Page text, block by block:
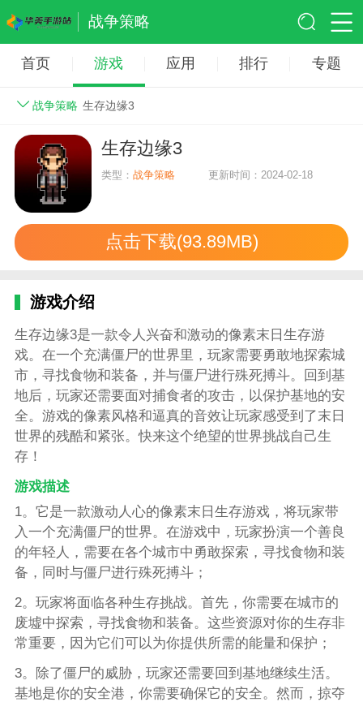
战争策略
首页 游戏 应用 排行 专题
战争策略 生存边缘3
生存边缘3
类型：战争策略 更新时间：2024-02-18
点击下载(93.89MB)
游戏介绍
生存边缘3是一款令人兴奋和激动的像素末日生存游
戏。在一个充满僵尸的世界里，玩家需要勇敢地探索城
市，寻找食物和装备，并与僵尸进行殊死搏斗。回到基
地后，玩家还需要面对捕食者的攻击，以保护基地的安
全。游戏的像素风格和逼真的音效让玩家感受到了末日
世界的残酷和紧张。快来这个绝望的世界挑战自己生
存！
游戏描述
1。它是一款激动人心的像素末日生存游戏，将玩家带
入一个充满僵尸的世界。在游戏中，玩家扮演一个善良
的年轻人，需要在各个城市中勇敢探索，寻找食物和装
备，同时与僵尸进行殊死搏斗；
2。玩家将面临各种生存挑战。首先，你需要在城市的
废墟中探索，寻找食物和装备。这些资源对你的生存非
常重要，因为它们可以为你提供所需的能量和保护；
3。除了僵尸的威胁，玩家还需要回到基地继续生活。
基地是你的安全港，你需要确保它的安全。然而，掠夺